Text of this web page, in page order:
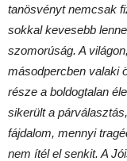
tanösvényt nemcsak
sokkal kevesebb
szomorúság. A
másodpercben valaki
része a boldogtalan
sikerült a
fájdalom, mennyi
nem ítél el senkit. A